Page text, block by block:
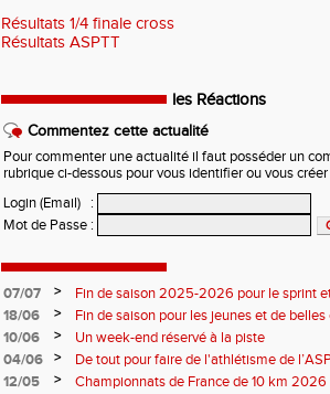
Résultats 1/4 finale cross
Résultats ASPTT
les Réactions
Commentez cette actualité
Pour commenter une actualité il faut posséder un
rubrique ci-dessous pour vous identifier ou vous
Login (Email)
:
Mot de Passe :
07/07 >
Fin de saison 2025-2026 pour le sprint
18/06
>
Fin de saison pour les jeunes et de
10/06
>
Un week-end réservé à la piste
04/06
>
De tout pour faire de l'athlétisme de
monde souriant
12/05 >
Championnats de France de 10 km